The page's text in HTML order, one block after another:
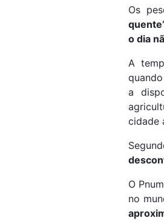
Os
o dia
A
a
cidade
O
no